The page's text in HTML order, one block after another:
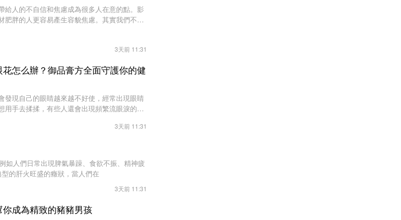
給人的不自信和焦慮成為很多人在意的點。影
肥胖的人更容易產生容貌焦慮。其實我們不應
3天前 11:31
怎么辦？御品膏方全面守護你的健
發現自己的眼睛越來越不好使，經常出現眼睛
用手去揉揉，有些人還會出現頻繁流眼淚的現
3天前 11:31
如人們日常出現脾氣暴躁、食欲不振、精神疲
的肝火旺盛的癥狀，當人們在
3天前 11:31
成為精致的豬豬男孩